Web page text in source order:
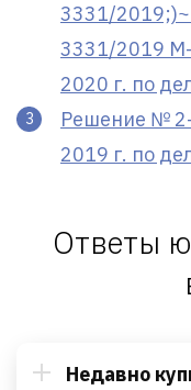
3331/
3331/2019
2020 г. по
Решение №
2019 г. по
Ответы
Недавно